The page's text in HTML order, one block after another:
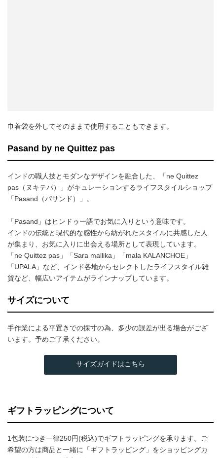
巾着袋を外してそのままで使用することもできます。
Pasand by ne Quittez pas
インドの職人技とモダンなデザインを融合した、「ne Quittez
pas（ヌキテパ）」がキュレーションするライフスタイルショップ
「Pasand（パサンド）」。
「Pasand」はヒンドゥー語でお気に入りという意味です。
インドの伝統と現代的な感性から紡がれたスタイルに共感した人
が集まり、お気に入りに出会える場所として表現しています。
「ne Quittez pas」「Sara mallika」「mala KALANCHOE」
「UPALA」など、インド各地からセレクトしたライフスタイル雑
貨など、幅広いアイテムがラインナップしています。
サイズについて
手作業による平置きでの採寸の為、多少の誤差が出る場合がござ
います。予めご了承ください。
サイズガイドはこちら
ギフトラッピングについて
1包装につき一律250円(税込)でギフトラッピングを承ります。ご
希望の方は商品と一緒に「ギフトラッピング」をショッピングカ